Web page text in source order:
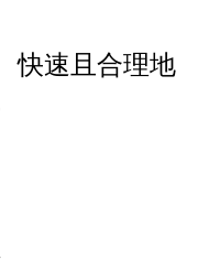
快速且合理地